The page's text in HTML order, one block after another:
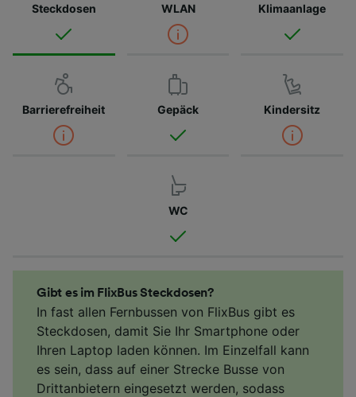
Steckdosen WLAN Klimaanlage
Barrierefreiheit Gepäck Kindersitz
WC
Gibt es im FlixBus Steckdosen?
In fast allen Fernbussen von FlixBus gibt es
Steckdosen, damit Sie Ihr Smartphone oder
Ihren Laptop laden können. Im Einzelfall kann
es sein, dass auf einer Strecke Busse von
Drittanbietern eingesetzt werden, sodass